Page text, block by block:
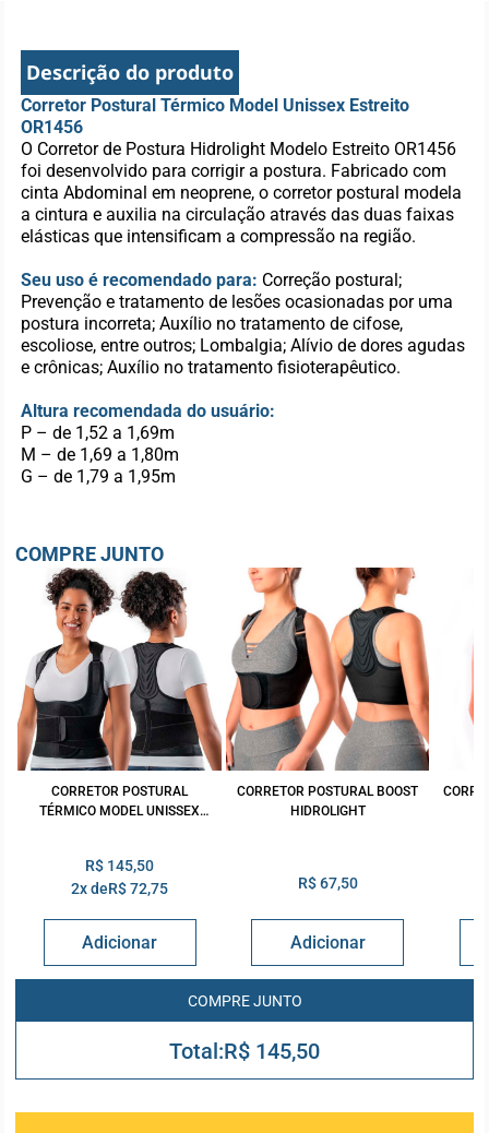
Descrição do produto
Corretor Postural Térmico Model Unissex Estreito
OR1456
O Corretor de Postura Hidrolight Modelo Estreito OR1456
foi desenvolvido para corrigir a postura. Fabricado com
cinta Abdominal em neoprene, o corretor postural modela
a cintura e auxilia na circulação através das duas faixas
elásticas que intensificam a compressão na região.
Seu uso é recomendado para: Correção postural;
Prevenção e tratamento de lesões ocasionadas por uma
postura incorreta; Auxílio no tratamento de cifose,
escoliose, entre outros; Lombalgia; Alívio de dores agudas
e crônicas; Auxílio no tratamento fisioterapêutico.
Altura recomendada do usuário:
P – de 1,52 a 1,69m
M – de 1,69 a 1,80m
G – de 1,79 a 1,95m
COMPRE JUNTO
CORRETOR POSTURAL
TÉRMICO MODEL UNISSEX
R$ 145,50
2x deR$ 72,75
CORRETOR POSTURAL BOOST
HIDROLIGHT
R$ 67,50
R$ 145,50